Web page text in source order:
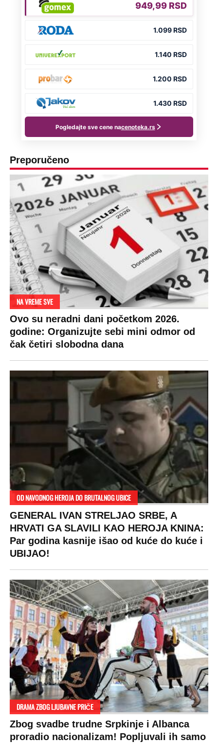
Preporučeno
NA VREME SVE
Ovo su neradni dani početkom 2026.
godine: Organizujte sebi mini odmor od
čak četiri slobodna dana
OD NAVODNOG HEROJA DO BRUTALNOG UBICE
GENERAL IVAN STRELJAO SRBE, A
HRVATI GA SLAVILI KAO HEROJA KNINA:
Par godina kasnije išao od kuće do kuće i
UBIJAO!
DRAMA ZBOG LJUBAVNE PRIČE
Zbog svadbe trudne Srpkinje i Albanca
proradio nacionalizam! Popljuvali ih samo